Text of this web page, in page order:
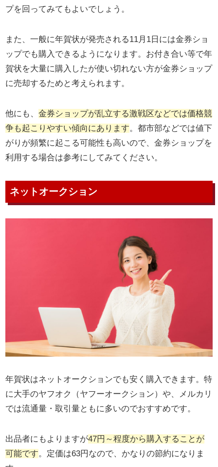
プを回ってみてもよいでしょう。
また、一般に年賀状が発売される11月1日には金券ショ
ップでも購入できるようになります。お付き合い等で年
賀状を大量に購入したが使い切れない方が金券ショップ
に売却するためと考えられます。
他にも、金券ショップが乱立する激戦区などでは価格競
争も起こりやすい傾向にあります。都市部などでは値下
がりが頻繁に起こる可能性も高いので、金券ショップを
利用する場合は参考にしてみてください。
ネットオークション
年賀状はネットオークションでも安く購入できます。特
に大手のヤフオク（ヤフーオークション）や、メルカリ
では流通量・取引量ともに多いのでおすすめです。
出品者にもよりますが47円～程度から購入することが
可能です。定価は63円なので、かなりの節約になりま